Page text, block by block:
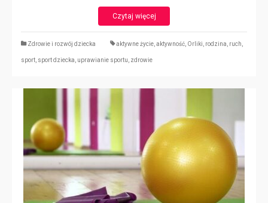
Czytaj więcej
Zdrowie i rozwój dziecka aktywne życie aktywność Orliki rodzina ruch
sport sport dziecka uprawianie sportu zdrowie